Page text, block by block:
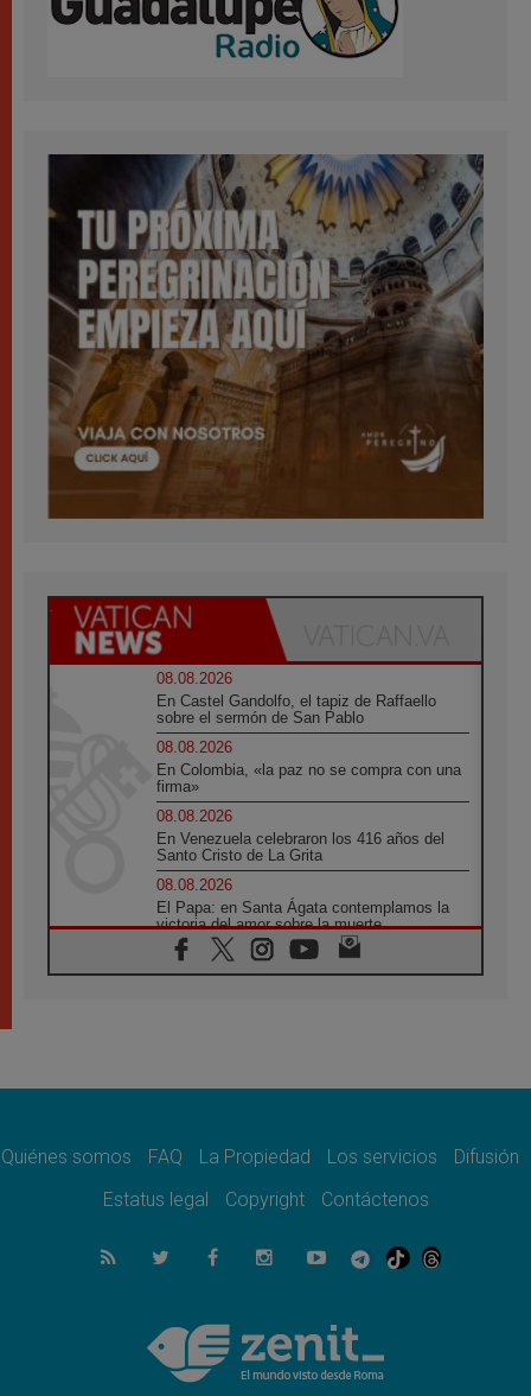
08.08.2026
En Castel Gandolfo, el tapiz de Raffaello
sobre el sermón de San Pablo
08.08.2026
En Colombia, «la paz no se compra con una
firma»
08.08.2026
En Venezuela celebraron los 416 años del
Santo Cristo de La Grita
08.08.2026
El Papa: en Santa Ágata contemplamos la
victoria del amor sobre la muerte
08.08.2026
León XIV visitará el Santuario de la Madre
07.08.2026
07.08.2026
el compromiso del cristiano"
La matanza de niños en Gaza no cesa: 300
muertos en 300 días
Tagle: La guerra desfigura el mundo, solo la
revelación de Dios lo transfigura
Quiénes somos FAQ La Propiedad Los servicios
Difusión
Estatus legal
Copyright Contáctenos